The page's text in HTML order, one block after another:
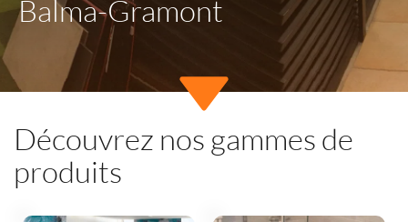
Balma-Gramont
Découvrez nos gammes de
produits